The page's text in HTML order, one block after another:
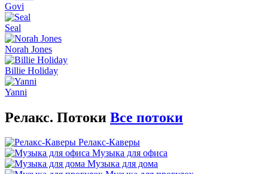
Govi
Seal
Norah Jones
Billie Holiday
Yanni
Релакс. Потоки Все потоки
Релакс-Каверы
Музыка для офиса
Музыка для дома